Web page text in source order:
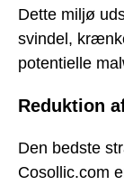
Dette miljø
svindel,
potentielle
Reduktion
Den bedste
Cosollic.com